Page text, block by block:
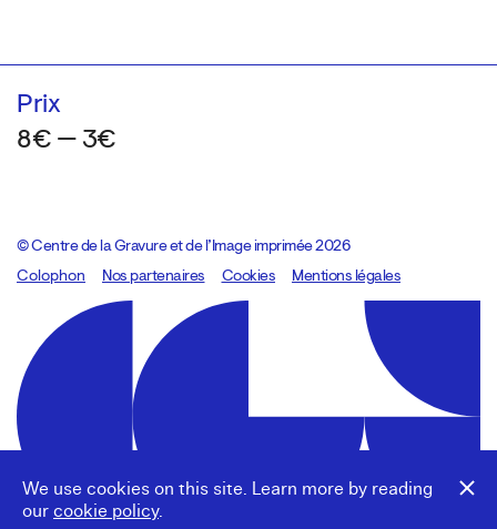
We use cookies on this site. Learn more by reading
our cookie policy.
Prix
8€ — 3€
© Centre de la Gravure et de l’Image imprimée 2026
Colophon
Design:Marcel Kaczmarek, code:8080.studio
Nos partenaires Cookies Mentions légales